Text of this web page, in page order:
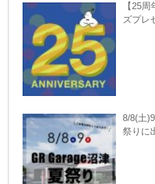
【25
ズプレ
8/8(土
祭りに